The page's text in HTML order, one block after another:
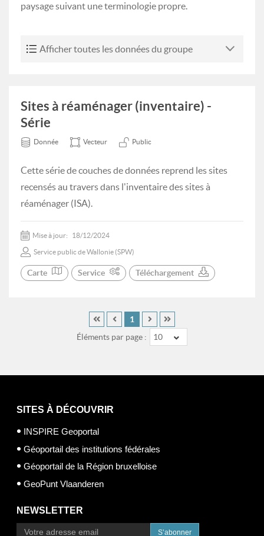
paysage suivant une terminologie propre.
Afficher toutes les données du groupe
Sites à réaménager (inventaire) -
Série
Donnée Vecteur Public
Cette série de couches de données reprend les sites
recensés au travers dans l'inventaire des sites à
réaménager (ISA).
Mise à jour: 18/12/2024
Service public de Wallonie (SPW)
Carte Service Téléchargement
Éléments par page : 10
1
SITES À DÉCOUVRIR
INSPIRE Geoportal
Géoportail des institutions fédérales
Géoportail de la Région bruxelloise
GeoPunt Vlaanderen
NEWSLETTER
S’abonner